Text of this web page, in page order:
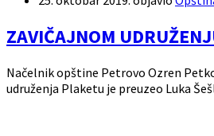
ZAVIČAJNOM
Načelnik opštine Petrovo Ozren
udruženja Plaketu je preuzeo Luka